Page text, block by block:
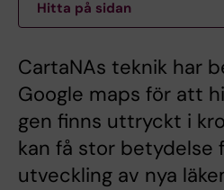
Hitta på sidan
CartaNAs teknik har
Google maps för att
gen finns uttryckt i
kan få stor betydelse
utveckling av nya